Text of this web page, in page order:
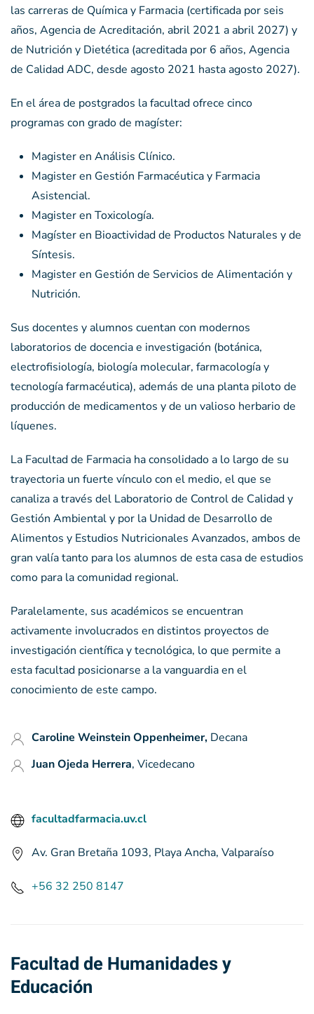
las carreras de Química y Farmacia (certificada por seis
años, Agencia de Acreditación, abril 2021 a abril 2027) y
de Nutrición y Dietética (acreditada por 6 años, Agencia
de Calidad ADC, desde agosto 2021 hasta agosto 2027).
En el área de postgrados la facultad ofrece cinco
programas con grado de magíster:
Magister en Análisis Clínico.
Magister en Gestión Farmacéutica y Farmacia
Asistencial.
Magister en Toxicología.
Magíster en Bioactividad de Productos Naturales y de
Síntesis.
Magister en Gestión de Servicios de Alimentación y
Nutrición.
Sus docentes y alumnos cuentan con modernos
laboratorios de docencia e investigación (botánica,
electrofisiología, biología molecular, farmacología y
tecnología farmacéutica), además de una planta piloto de
producción de medicamentos y de un valioso herbario de
líquenes.
La Facultad de Farmacia ha consolidado a lo largo de su
trayectoria un fuerte vínculo con el medio, el que se
canaliza a través del Laboratorio de Control de Calidad y
Gestión Ambiental y por la Unidad de Desarrollo de
Alimentos y Estudios Nutricionales Avanzados, ambos de
gran valía tanto para los alumnos de esta casa de estudios
como para la comunidad regional.
Paralelamente, sus académicos se encuentran
activamente involucrados en distintos proyectos de
investigación científica y tecnológica, lo que permite a
esta facultad posicionarse a la vanguardia en el
conocimiento de este campo.
Caroline Weinstein Oppenheimer, Decana
Juan Ojeda Herrera, Vicedecano
facultadfarmacia.uv.cl
Av. Gran Bretaña 1093, Playa Ancha, Valparaíso
+56 32 250 8147
Facultad de Humanidades y
Educación